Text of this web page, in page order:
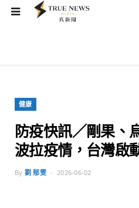
健康
防疫快訊／剛果、
波拉疫情，台灣啟
By 劉 郁雯 2026-06-02